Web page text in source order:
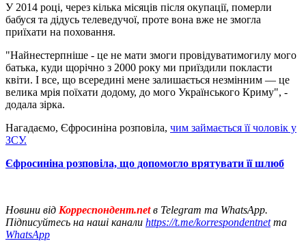
У 2014 році, через кілька місяців після окупації, померли
бабуся та дідусь телеведучої, проте вона вже не змогла
приїхати на поховання.
"Найнестерпніше - це не мати змоги провідуватимогилу мого
батька, куди щорічно з 2000 року ми приїздили покласти
квіти. І все, що всередині мене залишається незмінним — це
велика мрія поїхати додому, до мого Українського Криму", -
додала зірка.
Нагадаємо, Єфросиніна розповіла, чим займається її чоловік у
ЗСУ.
Єфросиніна розповіла, що допомогло врятувати її шлюб
Новини від Корреспондент.netв Telegram та WhatsApp.
Підписуйтесь на наші канали https://t.me/korrespondentnetта
WhatsApp